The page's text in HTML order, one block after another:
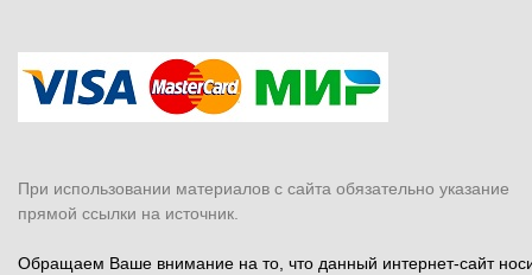
При использовании материалов с сайта обязательно указание
прямой ссылки на источник.
Обращаем Ваше внимание на то, что данный интернет-сайт